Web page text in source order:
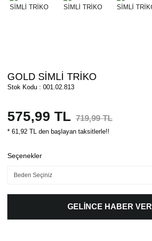
GOLD SİMLİ TRİKO
Stok Kodu : 001.02.813
575,99 TL 719,99 TL
* 61,92 TL den başlayan taksitlerle!!
Seçenekler
GELİNCE HABER VER